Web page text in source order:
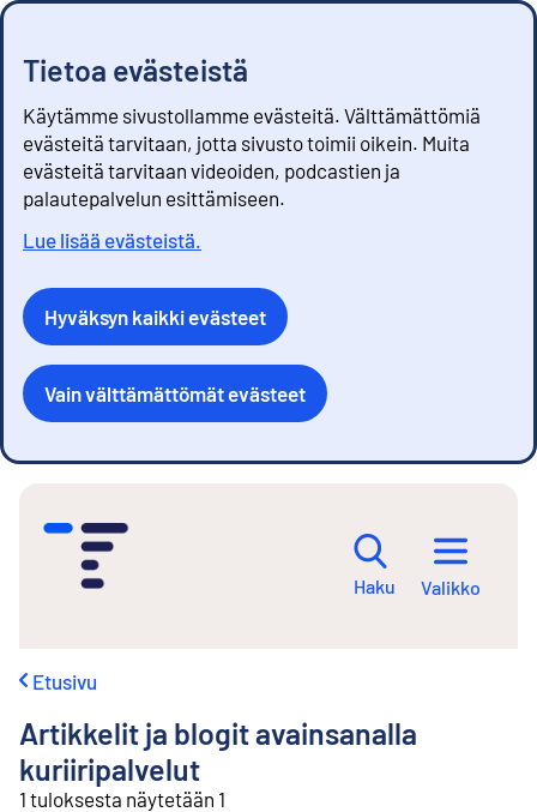
Tietoa evästeistä
Käytämme sivustollamme evästeitä. Välttämättömiä
evästeitä tarvitaan, jotta sivusto toimii oikein. Muita
evästeitä tarvitaan videoiden, podcastien ja
palautepalvelun esittämiseen.
Lue lisää evästeistä.
Hyväksyn kaikki evästeet
Vain välttämättömät evästeet
Haku Valikko
Etusivu
Artikkelit ja blogit avainsanalla
kuriiripalvelut
1 tuloksesta näytetään 1